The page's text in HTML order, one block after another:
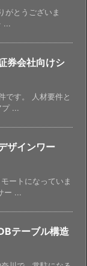
がとうございま
...
券会社向けシ
です。 人材要件と
...
ザインワー
ートになっていま
ー ...
テーブル構造